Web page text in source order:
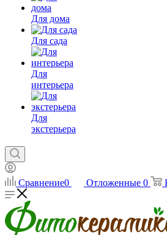
Для дома
Для сада
Для
интерьера
Для
экстерьера
Сравнение0 Отложенные 0